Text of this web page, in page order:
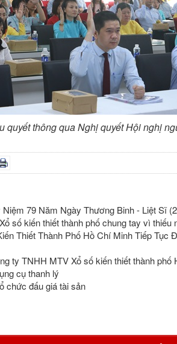
quyết thông qua Nghị quyết Hội nghị
79 Năm Ngày Thương Binh - Liệt Sĩ
số kiến thiết thành phố chung tay vì
Thiết Thành Phố Hồ Chí Minh Tiếp Tục
ty TNHH MTV Xổ số kiến thiết thành phố
cụ thanh lý
chức đấu giá tài sản